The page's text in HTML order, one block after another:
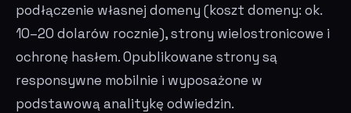
podłączenie własnej domeny (koszt domeny: ok.
10–20 dolarów rocznie), strony wielostronicowe i
ochronę hasłem. Opublikowane strony są
responsywne mobilnie i wyposażone w
podstawową analitykę odwiedzin.